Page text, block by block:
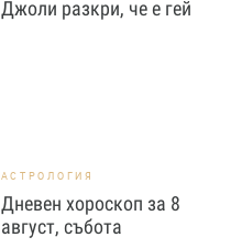
Джоли разкри, че е гей
АСТРОЛОГИЯ
Дневен хороскоп за 8
август, събота